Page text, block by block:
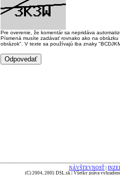
Pre overenie, že komentár sa nepridáva
Písmená musíte zadávať rovnako ako na
obrázok". V texte sa používajú iba znaky
NÁVŠTEVNOSŤ
(C) 2004, 2005 DSL.sk | Všetky práva